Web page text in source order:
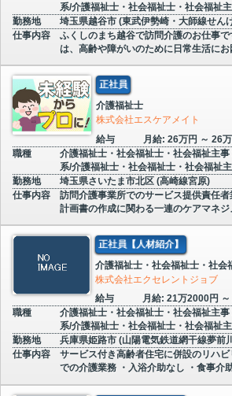
系/介護福祉士・社会福祉士・社会福祉
勤務地
埼玉県越谷市 (東武伊勢崎・大師線せん
仕事内容
ふくしのまち越谷で訪問介護のお仕事
は、高齢や障がいのために日常生活にお
正社員
介護福祉士
株式会社エスケアメイト
給与
月給: 26万円 ～ 26
職種
介護福祉士・社会福祉士・社会福祉主
系/介護福祉士・社会福祉士・社会福祉
勤務地
埼玉県さいたま市北区 (高崎線宮原)
仕事内容
訪問介護事業所でのサービス提供責任
計画書の作成に関わる一連のケアマネジ
正社員【人材紹介】
介護福祉士・社会福祉士・社会
株式会社エクセレントジョブ
給与
月給: 21万2000円
職種
介護福祉士・社会福祉士・社会福祉主
系/介護福祉士・社会福祉士・社会福祉
勤務地
兵庫県姫路市 (山陽電気鉄道網干線夢前
仕事内容
サービス付き高齢者住宅に併設のリハ
での介護業務 ・入浴介助なし ・食事介